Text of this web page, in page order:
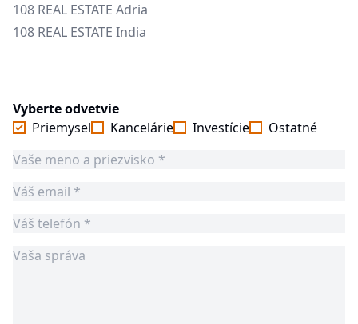
108 REAL ESTATE Adria
108 REAL ESTATE India
Vyberte odvetvie
Priemysel
Kancelárie Investície Ostatné